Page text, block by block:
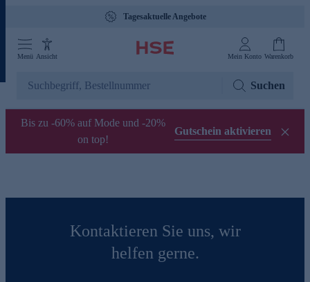
Tagesaktuelle Angebote
Menü Ansicht Mein Konto Warenkorb
Suchen
Bis zu -60% auf Mode und -20%
on top!
Gutschein aktivieren
Kontaktieren Sie uns, wir
helfen gerne.